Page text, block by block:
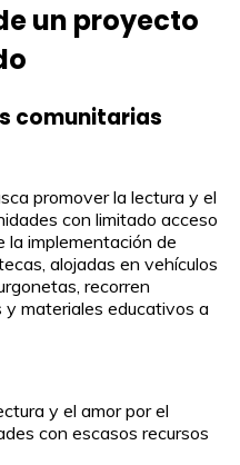
un proyecto
comunitarias
promover la lectura y el
con limitado acceso
la implementación de
alojadas en vehículos
recorren
materiales educativos a
y el amor por el
con escasos recursos